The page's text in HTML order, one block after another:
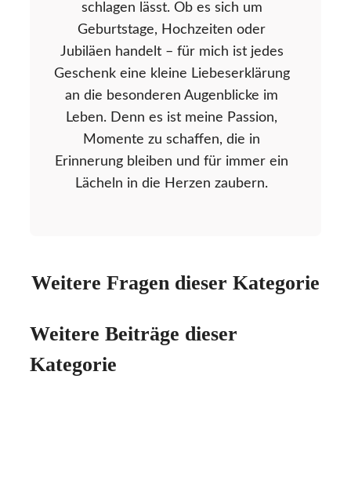
schlagen lässt. Ob es sich um
Geburtstage, Hochzeiten oder
Jubiläen handelt – für mich ist jedes
Geschenk eine kleine Liebeserklärung
an die besonderen Augenblicke im
Leben. Denn es ist meine Passion,
Momente zu schaffen, die in
Erinnerung bleiben und für immer ein
Lächeln in die Herzen zaubern.
Weitere Fragen dieser Kategorie
Weitere Beiträge dieser
Kategorie